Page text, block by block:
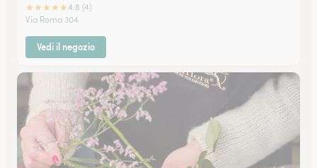
★★★★★4.8 (4)
Via Roma 304
Vedi il negozio